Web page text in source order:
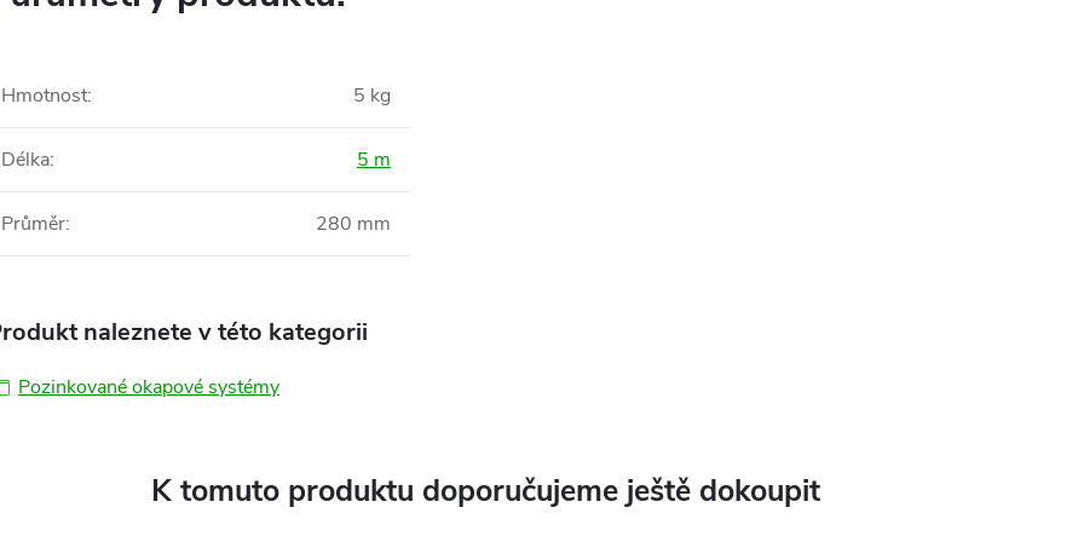
Hmotnost: 5 kg
Délka: 5 m
Průměr: 280 mm
naleznete v této kategorii
Pozinkované okapové systémy
K tomuto produktu doporučujeme ještě dokoupit